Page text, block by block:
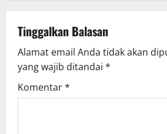
v
i
g
Tinggalkan Balasan
Alamat email Anda tidak akan
yang wajib ditandai *
Komentar*